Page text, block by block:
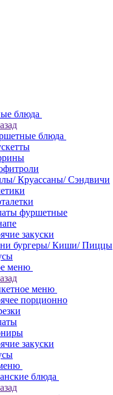
блюда
блюда
Круассаны/ Сэндвичи
фуршетные
закуски
бургеры/ Киши/ Пиццы
меню
меню
порционно
закуски
блюда